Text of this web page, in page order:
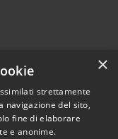
© 2026 • Comune di
• Powered by
×
strettamente
navigazione del sito,
fine di elaborare
e anonime.